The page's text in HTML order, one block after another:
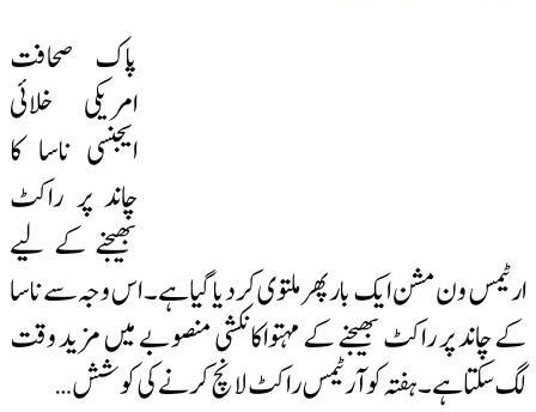
پاک صحافت
امریکی خلائی
ایجنسی ناسا کا
چاند پر راکٹ
بھیجنے کے لیے
ارٹیمس ون مشن ایک بار پھر ملتوی کر دیا گیا ہے۔ اس وجہ سے ناسا
کے چاند پر راکٹ بھیجنے کے مہتواکانکشی منصوبے میں مزید وقت
لگ سکتا ہے۔ ہفتہ کو آرٹیمس راکٹ لانچ کرنے کی کوشش …